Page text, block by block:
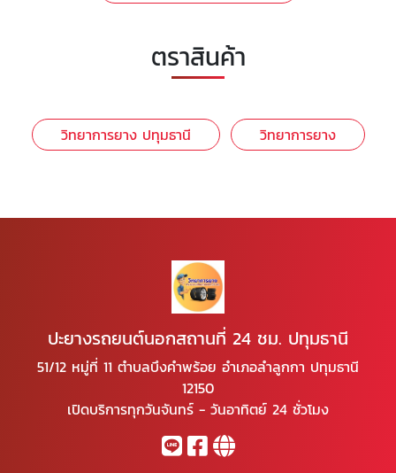
ตราสินค้า
วิทยาการยาง ปทุมธานี วิทยาการยาง
ปะยางรถยนต์นอกสถานที่ 24 ชม. ปทุมธานี
51/12 หมู่ที่ 11 ตำบลบึงคำพร้อย อำเภอลำลูกกา ปทุมธานี
12150
เปิดบริการทุกวันจันทร์ - วันอาทิตย์ 24 ชั่วโมง